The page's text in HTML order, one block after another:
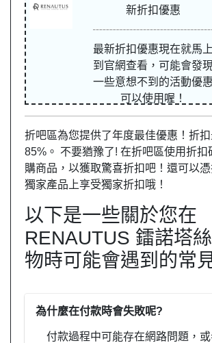
新折扣優惠
最新折扣優惠現在就馬上
到官網查看，可能會發現
一些意想不到的活動優惠
可以使用喔！
折吧區為您提供了年度最佳優惠！折
85%。 不要猶豫了! 在折吧區使用折扣
購商品，以獲取驚喜折扣吧！還可以
獨家產品上享受獨家折扣哦！
以下是一些關於您在
RENAUTUS 鐳諾塔
物時可能會遇到的常
為什麼在付款時會失敗呢?
付款過程中可能存在網路問題，